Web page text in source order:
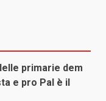
primarie dem
e pro Pal è il